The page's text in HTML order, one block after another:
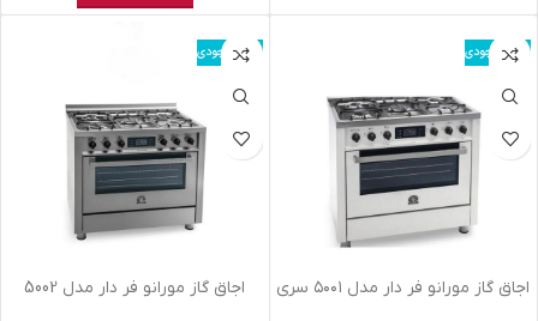
اتمام موجودی
اجاق گاز مورانو فر دار مدل ۵۰۰۱ سری
اتمام موجودی
اجاق گاز مورانو فر دار مدل 5002